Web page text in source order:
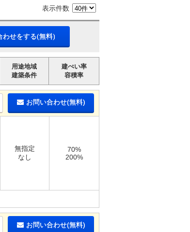
表示件数
わせをする(無料)
用途地域
建築条件
建ぺい率
容積率
お問い合わせ(無料)
無指定
なし
70%
200%
お問い合わせ(無料)